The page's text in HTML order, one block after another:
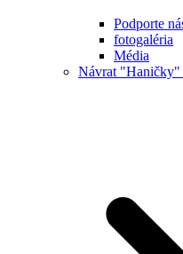
Podporte
fotogaléria
Média
Návrat "Haničky"